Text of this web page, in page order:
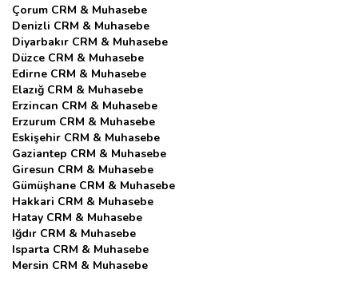
Çorum CRM & Muhasebe
Denizli CRM & Muhasebe
Diyarbakır CRM & Muhasebe
Düzce CRM & Muhasebe
Edirne CRM & Muhasebe
Elazığ CRM & Muhasebe
Erzincan CRM & Muhasebe
Erzurum CRM & Muhasebe
Eskişehir CRM & Muhasebe
Gaziantep CRM & Muhasebe
Giresun CRM & Muhasebe
Gümüşhane CRM & Muhasebe
Hakkari CRM & Muhasebe
Hatay CRM & Muhasebe
Iğdır CRM & Muhasebe
Isparta CRM & Muhasebe
Mersin CRM & Muhasebe